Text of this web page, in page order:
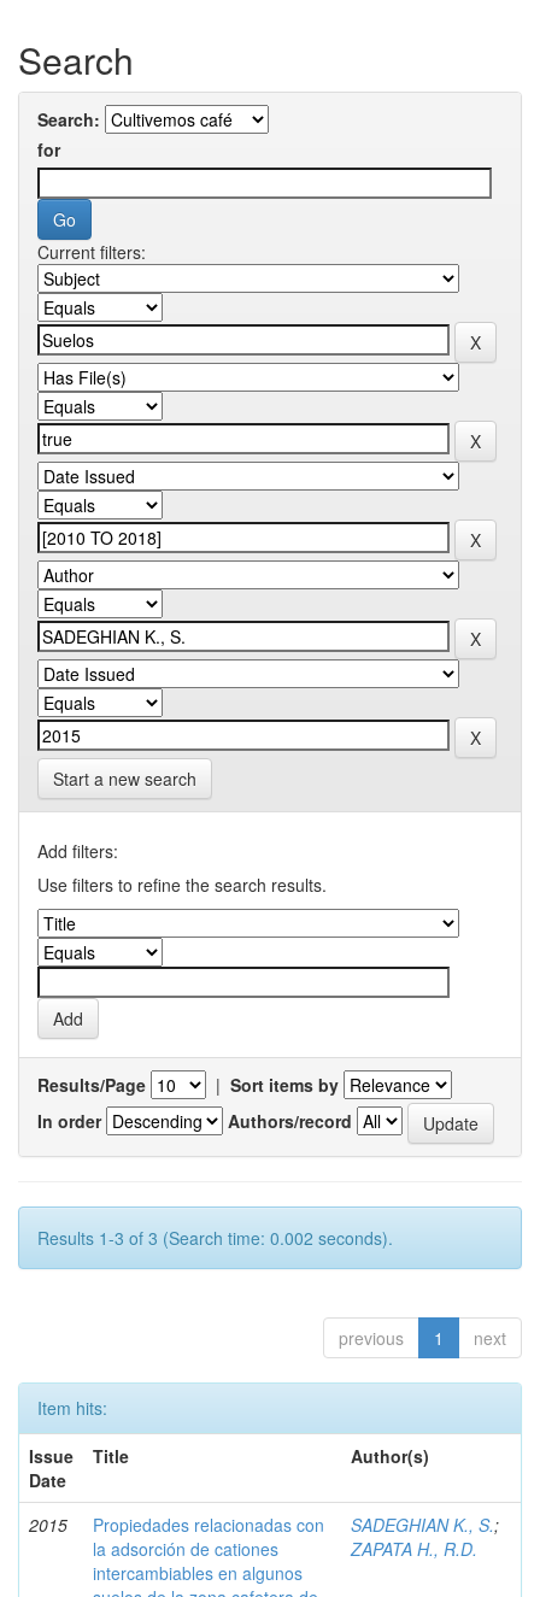
Search
Search:
for
Current filters:
Start a new search
Add filters:
Use filters to refine the search results.
Results/Page | Sort items by
In order
Authors/record
Results 1-3 of 3 (Search time: 0.002 seconds).
previous 1 next
Item hits:
Issue
Date
Title Author(s)
2015
Propiedades relacionadas con
la adsorción de cationes
intercambiables en algunos
SADEGHIAN K., S.;
ZAPATA H., R.D.